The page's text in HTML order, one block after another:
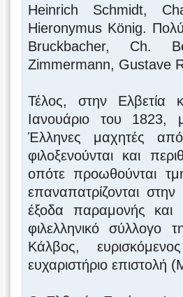
Heinrich Schmidt,
Hieronymus Kӧnig.
Bruckbacher, Ch.
Zimmermann, Gustave
Τέλος, στην Ελβετία
Ιανουάριο του 1823,
Έλληνες μαχητές
φιλοξενούνται και
οπότε προωθούνται
επαναπατρίζονται
έξοδα παραμονής και
φιλελληνικό
Κάλβος,
ευχαριστήριο επιστολή